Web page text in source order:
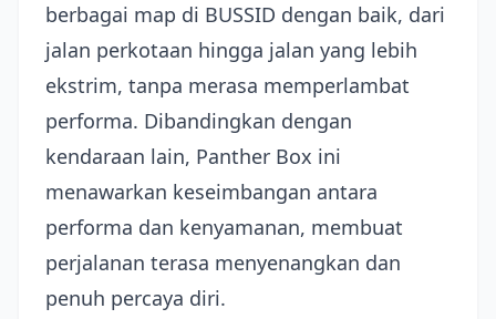
berbagai map di BUSSID dengan baik, dari
jalan perkotaan hingga jalan yang lebih
ekstrim, tanpa merasa memperlambat
performa. Dibandingkan dengan
kendaraan lain, Panther Box ini
menawarkan keseimbangan antara
performa dan kenyamanan, membuat
perjalanan terasa menyenangkan dan
penuh percaya diri.